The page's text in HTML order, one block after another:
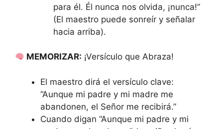
para él. Él nunca nos olvida, ¡nunca!”
(El maestro puede sonreír y señalar
hacia arriba).
MEMORIZAR: ¡Versículo que Abraza!
El maestro dirá el versículo clave:
“Aunque mi padre y mi madre me
abandonen, el Señor me recibirá.”
Cuando digan “Aunque mi padre y mi